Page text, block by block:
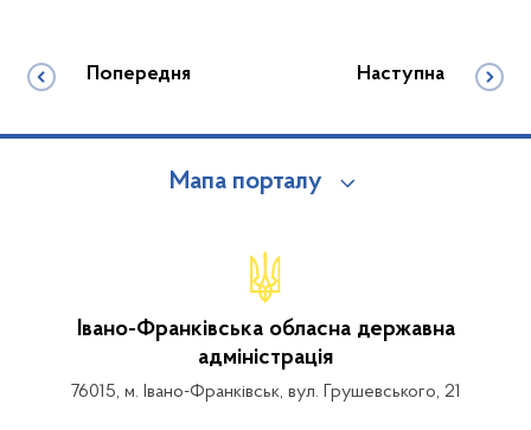
Попередня Наступна
Мапа порталу
Івано-Франківська обласна державна
адміністрація
76015, м. Івано-Франківськ, вул. Грушевського, 21